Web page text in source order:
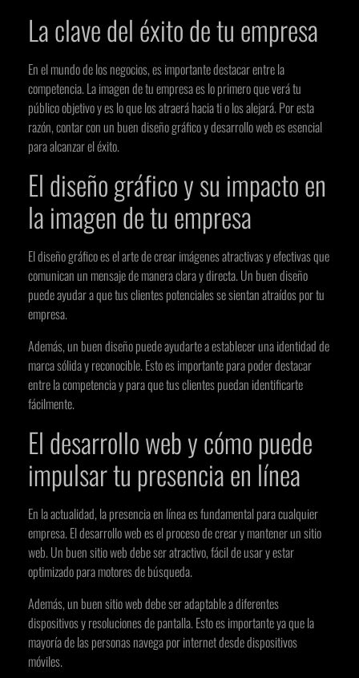
La clave del éxito de tu empresa
En el mundo de los negocios, es importante destacar entre la
competencia. La imagen de tu empresa es lo primero que verá tu
público objetivo y es lo que los atraerá hacia ti o los alejará. Por esta
razón, contar con un buen diseño gráfico y desarrollo web es esencial
para alcanzar el éxito.
El diseño gráfico y su impacto en
la imagen de tu empresa
El diseño gráfico es el arte de crear imágenes atractivas y efectivas que
comunican un mensaje de manera clara y directa. Un buen diseño
puede ayudar a que tus clientes potenciales se sientan atraídos por tu
empresa.
Además, un buen diseño puede ayudarte a establecer una identidad de
marca sólida y reconocible. Esto es importante para poder destacar
entre la competencia y para que tus clientes puedan identificarte
fácilmente.
El desarrollo web y cómo puede
impulsar tu presencia en línea
En la actualidad, la presencia en línea es fundamental para cualquier
empresa. El desarrollo web es el proceso de crear y mantener un sitio
web. Un buen sitio web debe ser atractivo, fácil de usar y estar
optimizado para motores de búsqueda.
Además, un buen sitio web debe ser adaptable a diferentes
dispositivos y resoluciones de pantalla. Esto es importante ya que la
mayoría de las personas navega por internet desde dispositivos
móviles.